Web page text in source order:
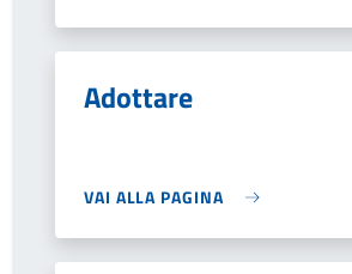
Adottare
VAI ALLA PAGINA